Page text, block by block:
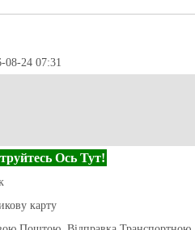
08-24 07:31
Ось Тут!
карту